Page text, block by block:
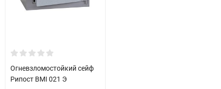
Огневзломостойкий сейф
Рипост BMI 021 Э